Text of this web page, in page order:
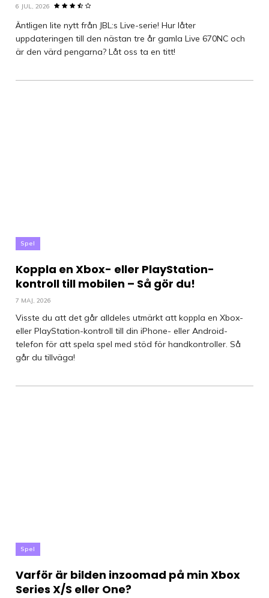
6 JUL, 2026
Äntligen lite nytt från JBL:s Live-serie! Hur låter
uppdateringen till den nästan tre år gamla Live 670NC och
är den värd pengarna? Låt oss ta en titt!
Spel
Koppla en Xbox- eller PlayStation-
kontroll till mobilen – Så gör du!
7 MAJ, 2026
Visste du att det går alldeles utmärkt att koppla en Xbox-
eller PlayStation-kontroll till din iPhone- eller Android-
telefon för att spela spel med stöd för handkontroller. Så
går du tillväga!
Spel
Varför är bilden inzoomad på min Xbox
Series X/S eller One?